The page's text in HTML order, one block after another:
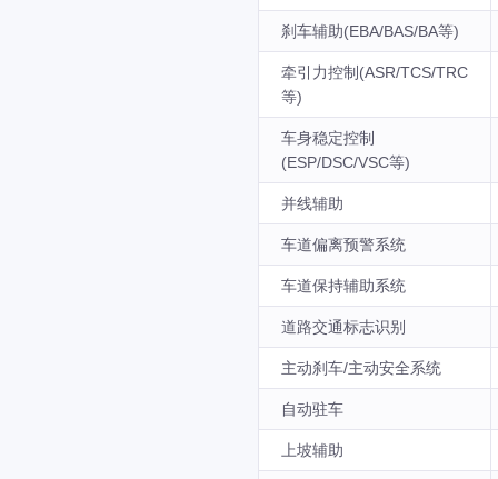
刹车辅助(EBA/BAS/BA等)
牵引力控制(ASR/TCS/TRC
等)
车身稳定控制
(ESP/DSC/VSC等)
并线辅助
车道偏离预警系统
车道保持辅助系统
道路交通标志识别
主动刹车/主动安全系统
自动驻车
上坡辅助